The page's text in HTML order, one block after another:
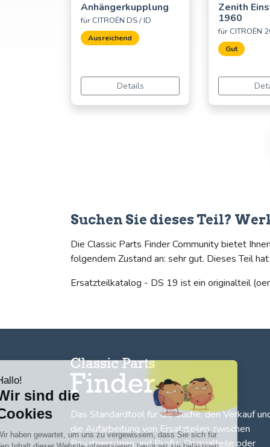
Anhängerkupplung
für CITROËN DS / ID
Ausreichend
Details
Zenith
1960
für CITROËN
Gut
Suchen Sie dieses Teil?
Die Classic Parts Finder Community bietet
folgendem Zustand an: sehr gut. Dieses Teil
Ersatzteilkatalog - DS 19 ist ein originalteil
Das Standardtool für die Suche, denVerkauf
die Aufarbeitung von Ersatzteilen zwischen
Privatpersonen und Profis. Originalteile oder
Wir sind die
Cookies
Wir haben gewartet, um uns zu vergewissern, dass Sie sich für